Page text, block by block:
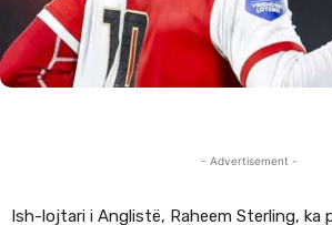
- Advertisement -
Ish-lojtari i Anglistë, Raheem Sterling, ka